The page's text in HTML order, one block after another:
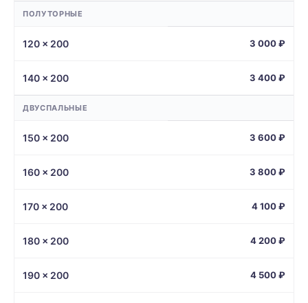
ПОЛУТОРНЫЕ
120 × 200 3 000 ₽
140 × 200 3 400 ₽
ДВУСПАЛЬНЫЕ
150 × 200 3 600 ₽
160 × 200 3 800 ₽
170 × 200 4 100 ₽
180 × 200 4 200 ₽
190 × 200 4 500 ₽